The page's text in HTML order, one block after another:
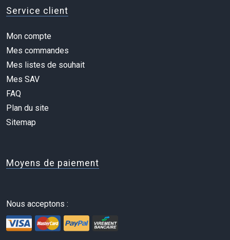
Service client
Mon compte
Mes commandes
Mes listes de souhait
Mes SAV
FAQ
Plan du site
Sitemap
Moyens de paiement
Nous acceptons :